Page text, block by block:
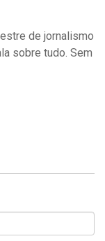
de jornalismo
sobre tudo. Sem